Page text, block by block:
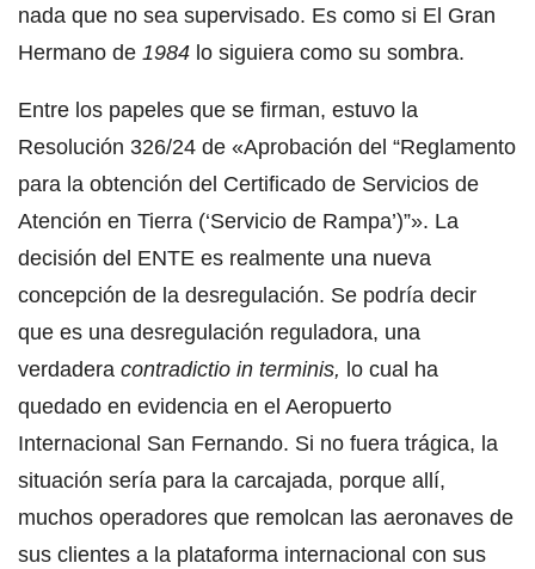
nada que no sea supervisado. Es como si El Gran
Hermano de 1984 lo siguiera como su sombra.
Entre los papeles que se firman, estuvo la
Resolución 326/24 de «Aprobación del “Reglamento
para la obtención del Certificado de Servicios de
Atención en Tierra (‘Servicio de Rampa’)”». La
decisión del ENTE es realmente una nueva
concepción de la desregulación. Se podría decir
que es una desregulación reguladora, una
verdadera contradictio in terminis, lo cual ha
quedado en evidencia en el Aeropuerto
Internacional San Fernando. Si no fuera trágica, la
situación sería para la carcajada, porque allí,
muchos operadores que remolcan las aeronaves de
sus clientes a la plataforma internacional con sus